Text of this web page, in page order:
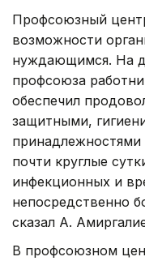
Профсоюзный
возможности
нуждающимся. На
профсоюза
обеспечил
защитными,
почти круглые
инфекционных и
непосредственно
сказал А.
В профсоюзном